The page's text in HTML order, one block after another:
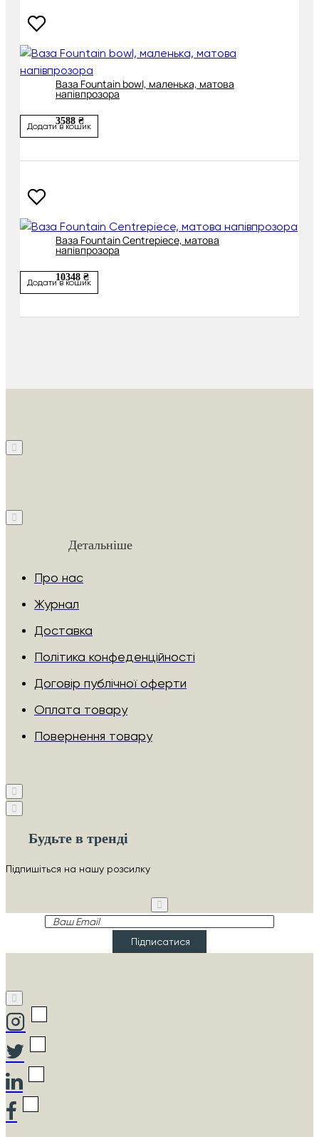
Ваза Fountain bowl, маленька, матова
напівпрозора
3588 ₴
Додати в кошик
Ваза Fountain Centrepiece, матова
напівпрозора
10348 ₴
Додати в кошик
Детальніше
Про нас
Журнал
Доставка
Політика конфеденційності
Договір публічної оферти
Оплата товару
Повернення товару
Будьте в тренді
Підпишіться на нашу розсилку
Ваш
Підписатися